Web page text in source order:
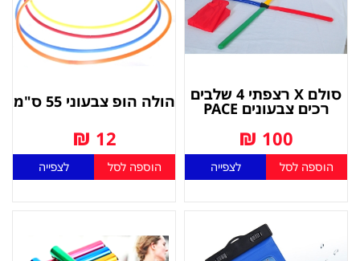
סולם X רצפתי 4 שלבים
רכים צבעונים PACE
100
₪
הוספה לסל לצפייה
הולה הופ צבעוני 55 ס"מ
12
₪
הוספה לסל לצפייה